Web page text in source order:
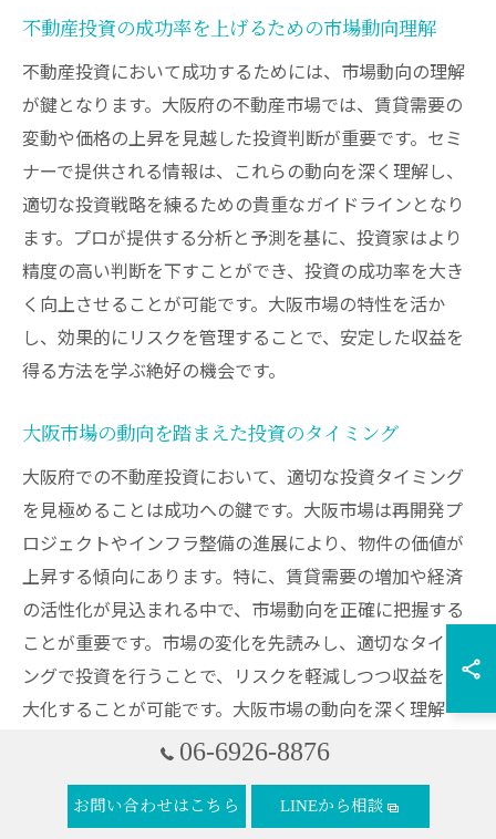
不動産投資の成功率を上げるための市場動向理解
不動産投資において成功するためには、市場動向の理解
が鍵となります。大阪府の不動産市場では、賃貸需要の
変動や価格の上昇を見越した投資判断が重要です。セミ
ナーで提供される情報は、これらの動向を深く理解し、
適切な投資戦略を練るための貴重なガイドラインとなり
ます。プロが提供する分析と予測を基に、投資家はより
精度の高い判断を下すことができ、投資の成功率を大き
く向上させることが可能です。大阪市場の特性を活か
し、効果的にリスクを管理することで、安定した収益を
得る方法を学ぶ絶好の機会です。
大阪市場の動向を踏まえた投資のタイミング
大阪府での不動産投資において、適切な投資タイミング
を見極めることは成功への鍵です。大阪市場は再開発プ
ロジェクトやインフラ整備の進展により、物件の価値が
上昇する傾向にあります。特に、賃貸需要の増加や経済
の活性化が見込まれる中で、市場動向を正確に把握する
ことが重要です。市場の変化を先読みし、適切なタイミ
ングで投資を行うことで、リスクを軽減しつつ収益を最
大化することが可能です。大阪市場の動向を深く理解
し、柔軟に対応することが求められます。
セミナーで得る大阪の市場動向とその活用法
06-6926-8876
お問い合わせはこちら LINEから相談